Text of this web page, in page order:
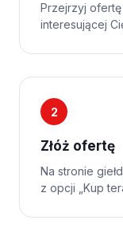
Przejrzyj ofertę
interesującej
2
Złóż ofertę
Na stronie
z opcji „Kup